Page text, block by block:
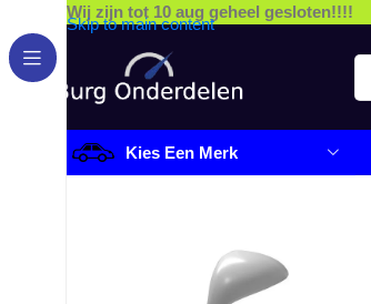
Skip to main content
Wij zijn tot 10 aug geheel gesloten!!!!
Kies Een Merk